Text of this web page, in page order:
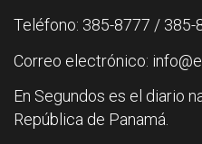
Teléfono: 385-8777 / 385-
Correo electrónico:
En Segundos es el diario
República de Panamá.